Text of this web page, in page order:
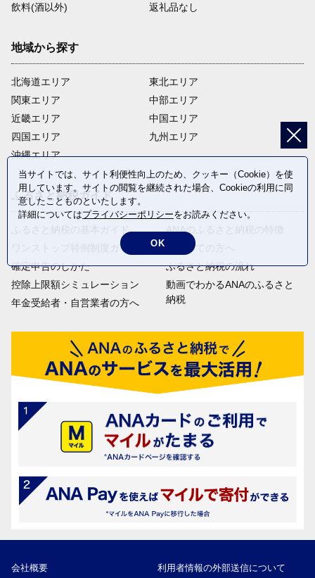
飲料(酒以外)
返礼品なし
地域から探す
北海道エリア
関東エリア
近畿エリア
四国エリア
沖縄エリア
東北エリア
中部エリア
中国エリア
九州エリア
ふるさと納税ガイド
ふるさと納税の基本ガイド
ワンストップ特例制度ガイド
確定申告のしかた
控除上限額シミュレーション
年金受給者・自営業者の方へ
ANAのふるさと納税の特徴
はじめての方へ
ふるさと納税の流れ
動画でわかるANAのふるさと
納税
会社概要 利用者情報の外部送信について
当サイトでは、サイト利便性向上のため、クッキー（Cookie）を使
用しています。サイトの閲覧を継続された場合、Cookieの利用に同
意したことものといたします。
詳細についてはプライバシーポリシーをお読みください。
OK